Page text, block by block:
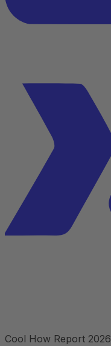
Cool How Report 2026